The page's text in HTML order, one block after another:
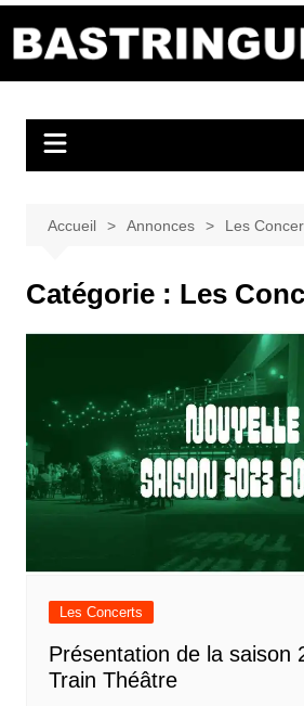
Accueil Annonces Les
Catégorie : Les
Les Concerts
Présentation de la saison
Train Théâtre